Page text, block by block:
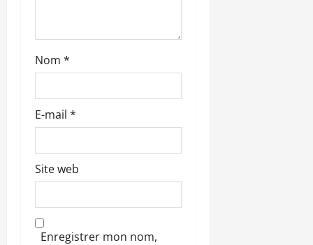
e
Nom *
E-mail *
Site web
Enregistrer mon nom,